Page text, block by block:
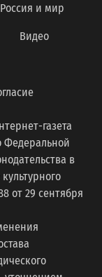
Россия и мир
Видео
газета
Федеральной
в
от 29 сентября